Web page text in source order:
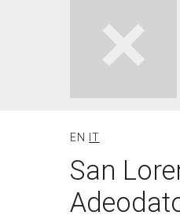
EN IT
San